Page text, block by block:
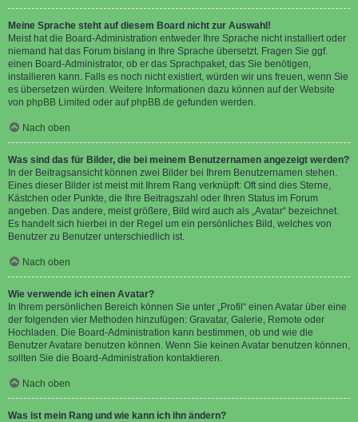
Meine Sprache steht auf diesem Board nicht zur Auswahl!
Meist hat die Board-Administration entweder Ihre Sprache nicht installiert oder
niemand hat das Forum bislang in Ihre Sprache übersetzt. Fragen Sie ggf.
einen Board-Administrator, ob er das Sprachpaket, das Sie benötigen,
installieren kann. Falls es noch nicht existiert, würden wir uns freuen, wenn Sie
es übersetzen würden. Weitere Informationen dazu können auf der Website
von phpBB Limited oder aufphpBB.de gefunden werden.
Nach oben
Was sind das für Bilder, die bei meinem Benutzernamen angezeigt werden?
In der Beitragsansicht können zwei Bilder bei Ihrem Benutzernamen stehen.
Eines dieser Bilder ist meist mit Ihrem Rang verknüpft: Oft sind dies Sterne,
Kästchen oder Punkte, die Ihre Beitragszahl oder Ihren Status im Forum
angeben. Das andere, meist größere, Bild wird auch als „Avatar“ bezeichnet.
Es handelt sich hierbei in der Regel um ein persönliches Bild, welches von
Benutzer zu Benutzer unterschiedlich ist.
Nach oben
Wie verwende ich einen Avatar?
In Ihrem persönlichen Bereich können Sie unter „Profil“ einen Avatar über eine
der folgenden vier Methoden hinzufügen: Gravatar, Galerie, Remote oder
Hochladen. Die Board-Administration kann bestimmen, ob und wie die
Benutzer Avatare benutzen können. Wenn Sie keinen Avatar benutzen können,
sollten Sie die Board-Administration kontaktieren.
Nach oben
Was ist mein Rang und wie kann ich ihn ändern?